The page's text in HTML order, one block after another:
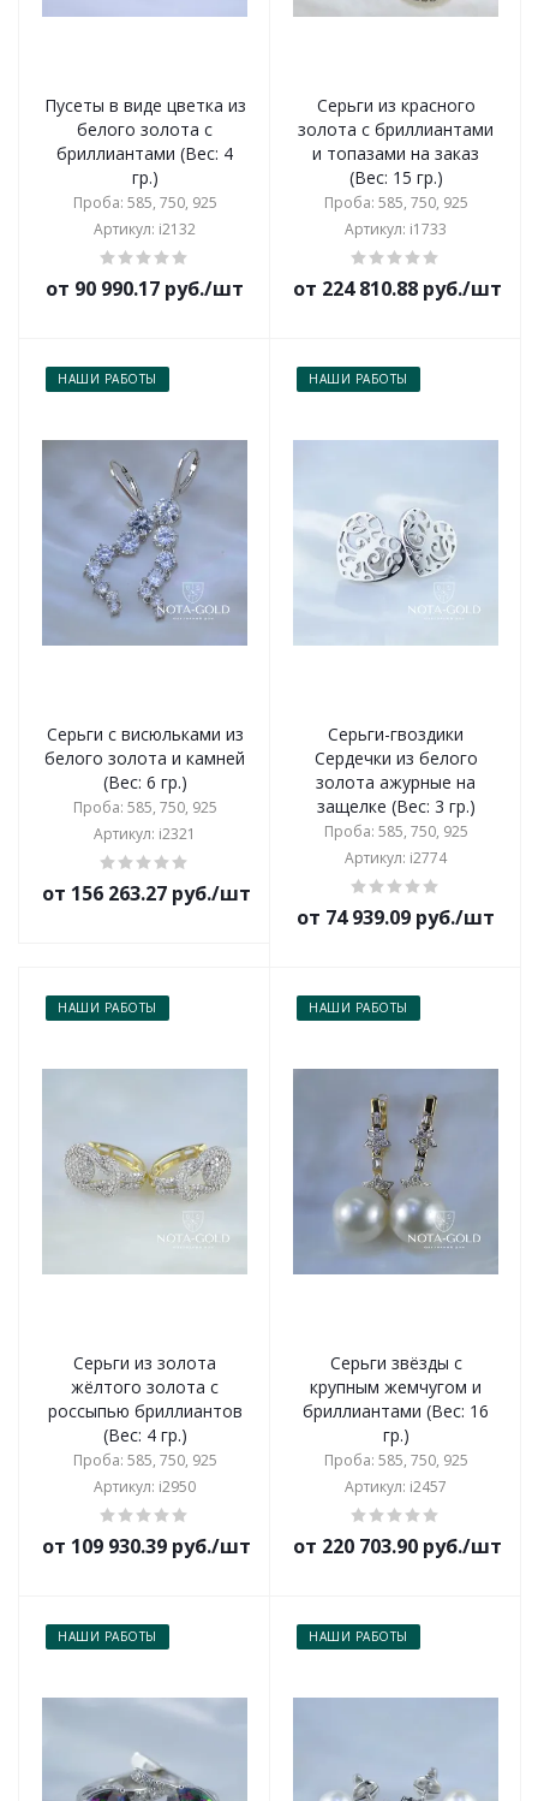
Пусеты в виде цветка из
белого золота с
бриллиантами (Вес: 4
гр.)
Проба: 585, 750, 925
Артикул: i2132
от 90 990.17 руб./шт
Серьги из красного
золота с бриллиантами
и топазами на заказ
(Вес: 15 гр.)
Проба: 585, 750, 925
Артикул: i1733
от 224 810.88 руб./шт
НАШИ РАБОТЫ
Серьги с висюльками из
белого золота и камней
(Вес: 6 гр.)
Проба: 585, 750, 925
Артикул: i2321
от 156 263.27 руб./шт
НАШИ РАБОТЫ
Серьги-гвоздики
Сердечки из белого
золота ажурные на
защелке (Вес: 3 гр.)
Проба: 585, 750, 925
Артикул: i2774
от 74 939.09 руб./шт
НАШИ РАБОТЫ
Серьги из золота
жёлтого золота с
россыпью бриллиантов
(Вес: 4 гр.)
Проба: 585, 750, 925
Артикул: i2950
от 109 930.39 руб./шт
НАШИ РАБОТЫ
Серьги звёзды с
крупным жемчугом и
бриллиантами (Вес: 16
гр.)
Проба: 585, 750, 925
Артикул: i2457
от 220 703.90 руб./шт
НАШИ РАБОТЫ НАШИ РАБОТЫ